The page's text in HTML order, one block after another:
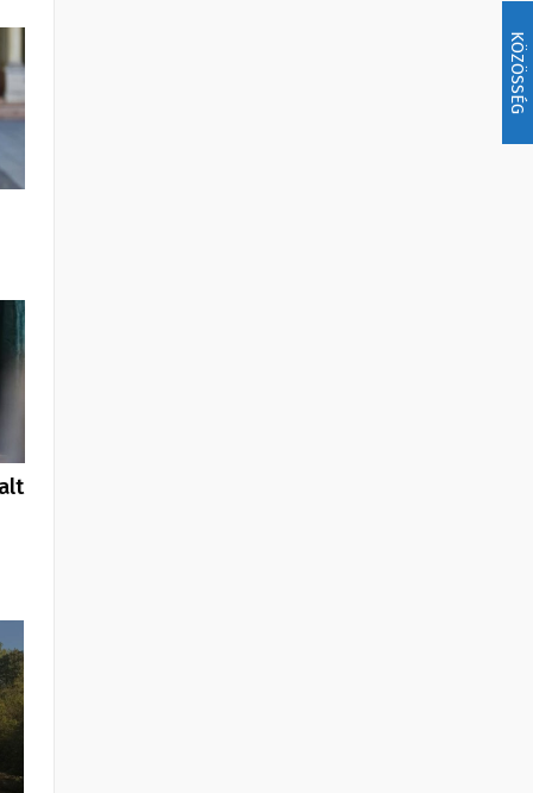
KÖZÖSSÉG